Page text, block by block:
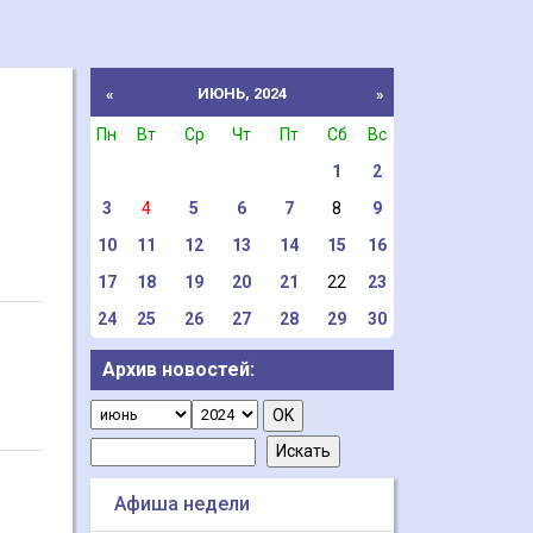
« ИЮНЬ, 2024 »
Пн Вт Ср Чт Пт Сб
Вс
1
2
3
4 5 6 7 8
9
10
11 12 13 14 15
16
17
18 19 20 21 22
23
24
25 26 27 28 29 30
Архив новостей:
Афиша недели